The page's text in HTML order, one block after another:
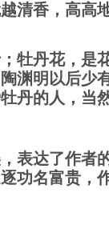
越清香，高高
牡丹花，是
渊明以后少
丹的人，当
表达了作者
功名富贵，